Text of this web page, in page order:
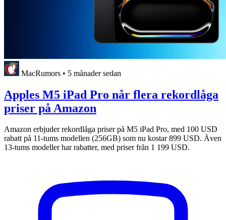
MacRumors • 5 månader sedan
Apples M5 iPad Pro når flera rekordlåga
priser på Amazon
Amazon erbjuder rekordlåga priser på M5 iPad Pro, med 100 USD
rabatt på 11-tums modellen (256GB) som nu kostar 899 USD. Även
13-tums modeller har rabatter, med priser från 1 199 USD.